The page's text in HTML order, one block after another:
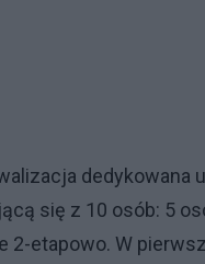
się z 10 osób: 5
2-etapowo. W